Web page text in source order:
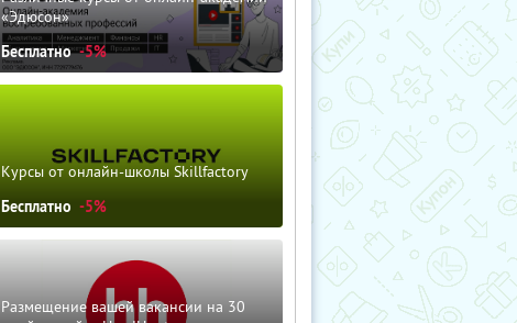
«Эдюсон»
Бесплатно -5%
Курсы от онлайн-школы Skillfactory
Бесплатно -5%
Размещение вашей вакансии на 30